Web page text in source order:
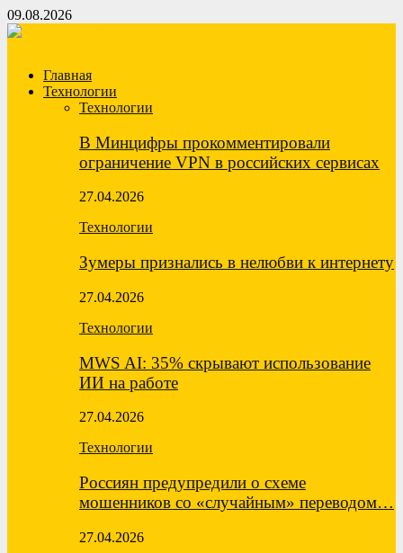
09.08.2026
Главная
Технологии
Технологии
В Минцифры прокомментировали
ограничение VPN в российских сервисах
27.04.2026
Технологии
Зумеры признались в нелюбви к интернету
27.04.2026
Технологии
MWS AI: 35% скрывают использование
ИИ на работе
27.04.2026
Технологии
Россиян предупредили о схеме
мошенников со «случайным» переводом…
27.04.2026